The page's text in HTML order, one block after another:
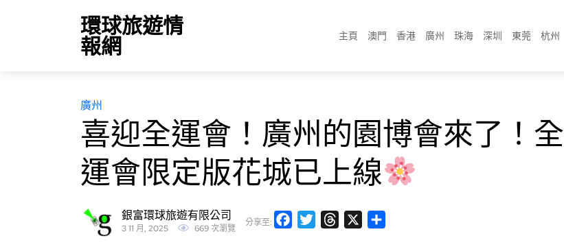
環球旅遊情
報網 主頁 澳門 香港 廣州 珠海 深圳 東莞 杭州
廣州
喜迎全運會！廣州的園博會來了！全
運會限定版花城已上線
銀富環球旅遊有限公司
3 11 月, 2025 669 次瀏覽
分享至: FacebookTwitterThreads